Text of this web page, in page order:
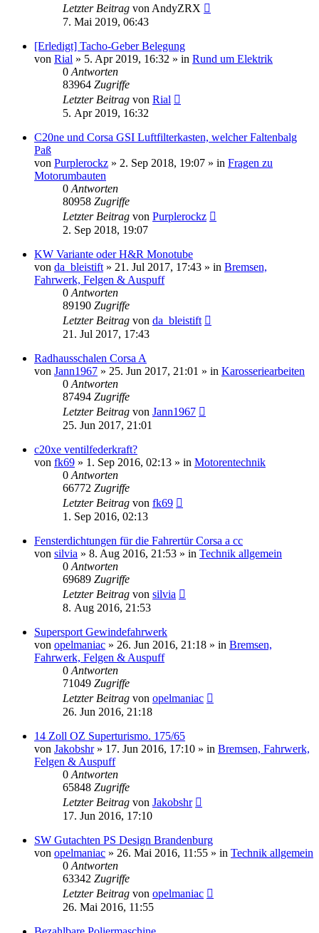
Letzter Beitrag von AndyZRX
7. Mai 2019, 06:43
[Erledigt] Tacho-Geber Belegung
von Rial » 5. Apr 2019, 16:32 » in Rund um Elektrik
0 Antworten
83964 Zugriffe
Letzter Beitrag von Rial
5. Apr 2019, 16:32
C20ne und Corsa GSI Luftfilterkasten, welcher Faltenbalg
Paß
von Purplerockz » 2. Sep 2018, 19:07 » in Fragen zu
Motorumbauten
0 Antworten
80958 Zugriffe
Letzter Beitrag von Purplerockz
2. Sep 2018, 19:07
KW Variante oder H&R Monotube
von da_bleistift » 21. Jul 2017, 17:43 » in Bremsen,
Fahrwerk, Felgen & Auspuff
0 Antworten
89190 Zugriffe
Letzter Beitrag von da_bleistift
21. Jul 2017, 17:43
Radhausschalen Corsa A
von Jann1967 » 25. Jun 2017, 21:01 » in Karosseriearbeiten
0 Antworten
87494 Zugriffe
Letzter Beitrag von Jann1967
25. Jun 2017, 21:01
c20xe ventilfederkraft?
von fk69 » 1. Sep 2016, 02:13 » in Motorentechnik
0 Antworten
66772 Zugriffe
Letzter Beitrag von fk69
1. Sep 2016, 02:13
Fensterdichtungen für die Fahrertür Corsa a cc
von silvia » 8. Aug 2016, 21:53 » in Technik allgemein
0 Antworten
69689 Zugriffe
Letzter Beitrag von silvia
8. Aug 2016, 21:53
Supersport Gewindefahrwerk
von opelmaniac » 26. Jun 2016, 21:18 » in Bremsen,
Fahrwerk, Felgen & Auspuff
0 Antworten
71049 Zugriffe
Letzter Beitrag von opelmaniac
26. Jun 2016, 21:18
14 Zoll OZ Superturismo. 175/65
von Jakobshr» 17. Jun 2016, 17:10 » in Bremsen, Fahrwerk,
Felgen & Auspuff
0 Antworten
65848 Zugriffe
Letzter Beitrag von Jakobshr
17. Jun 2016, 17:10
SW Gutachten PS Design Brandenburg
von opelmaniac » 26. Mai 2016, 11:55 » in Technik allgemein
0 Antworten
63342 Zugriffe
Letzter Beitrag von opelmaniac
26. Mai 2016, 11:55